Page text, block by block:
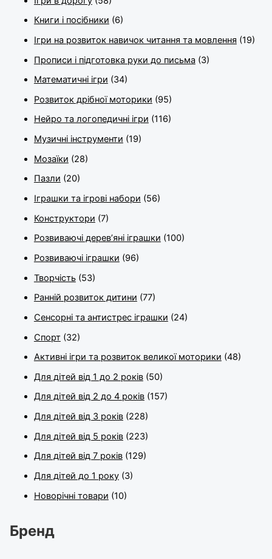
Книги і посібники (6)
Ігри на розвиток навичок читання та мовлення (19)
Прописи і підготовка руки до письма (3)
Математичні ігри (34)
Розвиток дрібної моторики (95)
Нейро та логопедичні ігри (116)
Музичні інструменти (19)
Мозаїки (28)
Пазли (20)
Іграшки та ігрові набори (56)
Конструктори (7)
Розвиваючі дерев’яні іграшки (100)
Розвиваючі іграшки (96)
Творчість (53)
Ранній розвиток дитини (77)
Сенсорні та антистрес іграшки (24)
Спорт (32)
Активні ігри та розвиток великої моторики (48)
Для дітей від 1 до 2 років (50)
Для дітей від 2 до 4 років (157)
Для дітей від 3 років (228)
Для дітей від 5 років (223)
Для дітей від 7 років (129)
Для дітей до 1 року (3)
Новорічні товари (10)
Бренд